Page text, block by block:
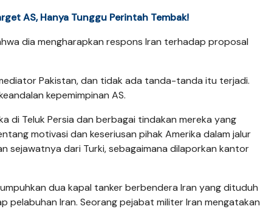
AS, Hanya Tunggu Perintah Tembak!
dia mengharapkan respons Iran terhadap proposal
Pakistan, dan tidak ada tanda-tanda itu terjadi.
kepemimpinan AS.
di Teluk Persia dan berbagai tindakan mereka yang
motivasi dan keseriusan pihak Amerika dalam jalur
sejawatnya dari Turki, sebagaimana dilaporkan kantor
dua kapal tanker berbendera Iran yang dituduh
Iran. Seorang pejabat militer Iran mengatakan